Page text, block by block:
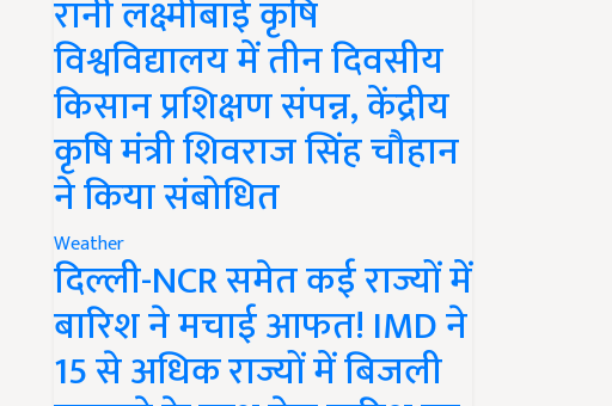
रानी लक्ष्मीबाई कृषि
विश्वविद्यालय में तीन दिवसीय
किसान प्रशिक्षण संपन्न, केंद्रीय
कृषि मंत्री शिवराज सिंह चौहान
ने किया संबोधित
Weather
दिल्ली-NCR समेत कई राज्यों में
बारिश ने मचाई आफत! IMD ने
15 से अधिक राज्यों में बिजली